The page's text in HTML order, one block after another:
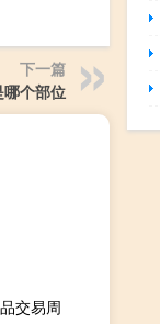
下一篇
个部位
交易周